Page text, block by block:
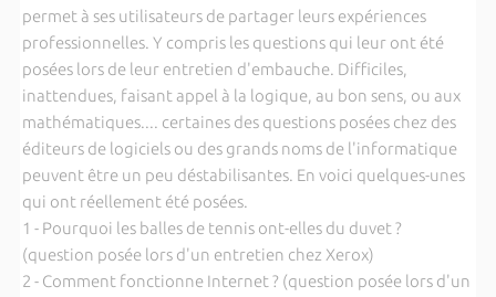
permet à ses utilisateurs de partager leurs expériences
professionnelles. Y compris les questions qui leur ont été
posées lors de leur entretien d'embauche. Difficiles,
inattendues, faisant appel à la logique, au bon sens, ou aux
mathématiques.... certaines des questions posées chez des
éditeurs de logiciels ou des grands noms de l'informatique
peuvent être un peu déstabilisantes. En voici quelques-unes
qui ont réellement été posées.
1 - Pourquoi les balles de tennis ont-elles du duvet ?
(question posée lors d'un entretien chez Xerox)
2 - Comment fonctionne Internet ? (question posée lors d'un